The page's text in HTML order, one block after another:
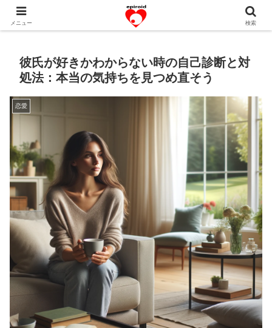
恋愛共感エピソード。あなたのストーリーを変えていく！。
彼氏が好きかわからない時の自己診断と対
処法：本当の気持ちを見つめ直そう
恋愛
メニュー 検索